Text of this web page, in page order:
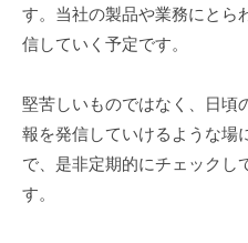
ー
シ
ン
ズ
e
す。当社の製品や業務にとら
信していく予定です。
堅苦しいものではなく、日頃
報を発信していけるような場
で、是非定期的にチェックし
す。